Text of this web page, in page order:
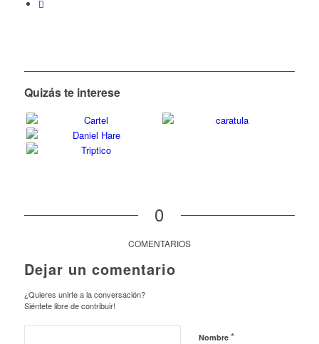
Quizás te interese
0
COMENTARIOS
Dejar un comentario
¿Quieres unirte a la conversación?
Siéntete libre de contribuir!
Nombre *